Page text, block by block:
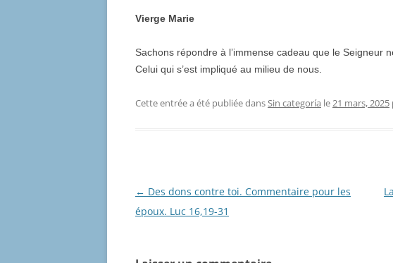
Vierge Marie
Sachons répondre à l’immense cadeau que le Seigneur
Celui qui s’est impliqué au milieu de nous.
Cette entrée a été publiée dansSin categoría le21 mars, 2025
Navigation
des
← Des dons contre toi. Commentaire pour les
époux. Luc 16,19-31